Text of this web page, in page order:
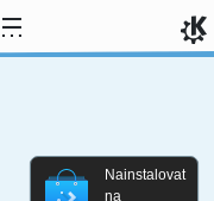
Nainstalovat
na